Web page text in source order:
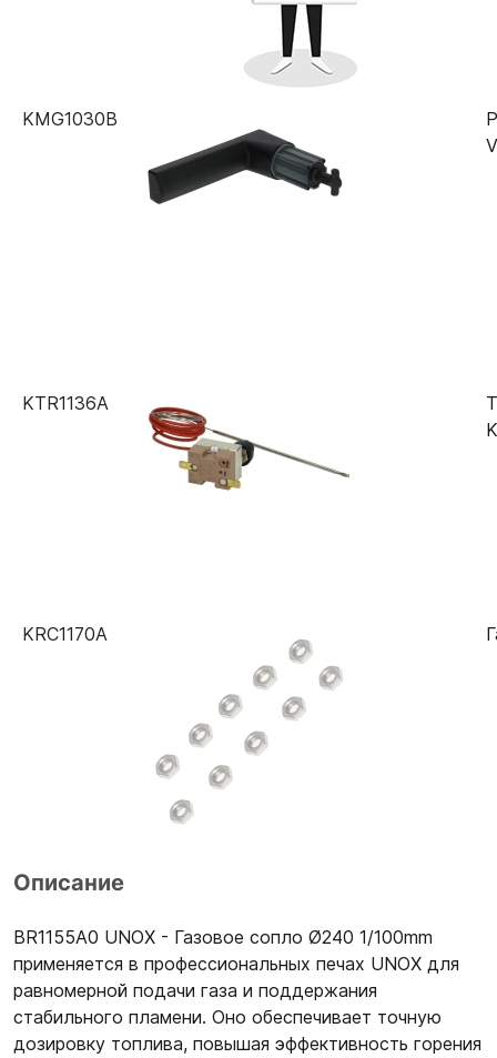
KMG1030B
KTR1136A
KRC1170A
Описание
BR1155A0 UNOX - Газовое сопло Ø240 1/100mm
применяется в профессиональных печах UNOX для
равномерной подачи газа и поддержания
стабильного пламени. Оно обеспечивает точную
дозировку топлива, повышая эффективность горения